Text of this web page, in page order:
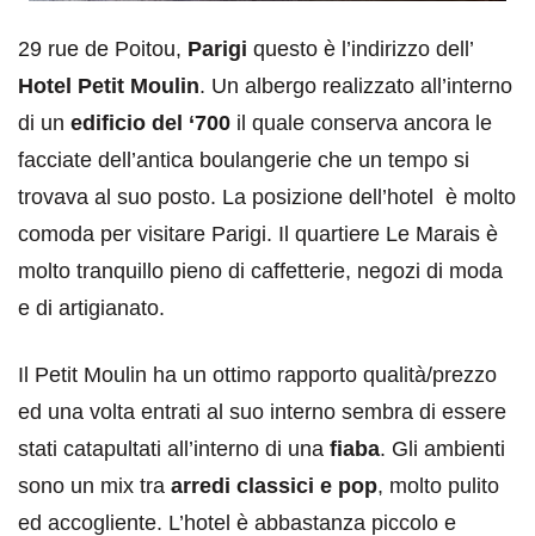
29 rue de Poitou, Parigi questo è l’indirizzo dell’
Hotel Petit Moulin. Un albergo realizzato all’interno
di un edificio del ‘700 il quale conserva ancora le
facciate dell’antica boulangerie che un tempo si
trovava al suo posto. La posizione dell’hotel è molto
comoda per visitare Parigi. Il quartiere Le Marais è
molto tranquillo pieno di caffetterie, negozi di moda
e di artigianato.
Il Petit Moulin ha un ottimo rapporto qualità/prezzo
ed una volta entrati al suo interno sembra di essere
stati catapultati all’interno di una fiaba. Gli ambienti
sono un mix tra arredi classici e pop, molto pulito
ed accogliente. L’hotel è abbastanza piccolo e